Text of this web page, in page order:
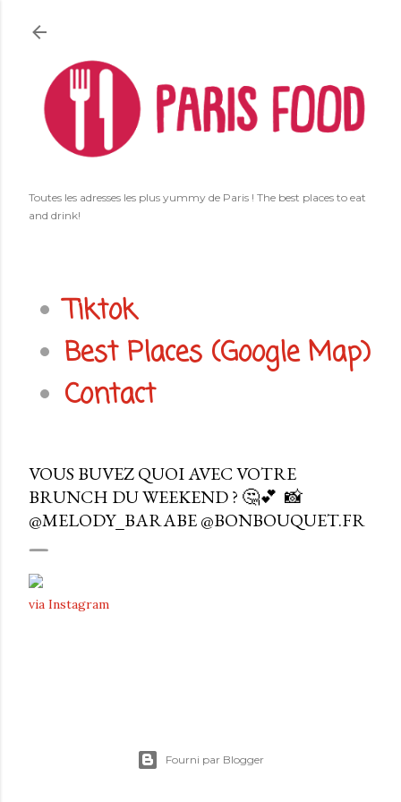
Accéder au contenu principal
Toutes les adresses les plus yummy de Paris ! The best places to eat
and drink!
Tiktok
Best Places (Google Map)
Contact
VOUS BUVEZ QUOI AVEC VOTRE
BRUNCH DU WEEKEND ? 🤔💕⁠ ⁣⁠ 📸
@MELODY_BARABE⁣ @BONBOUQUET.FR⁠
via Instagram
Fourni par Blogger